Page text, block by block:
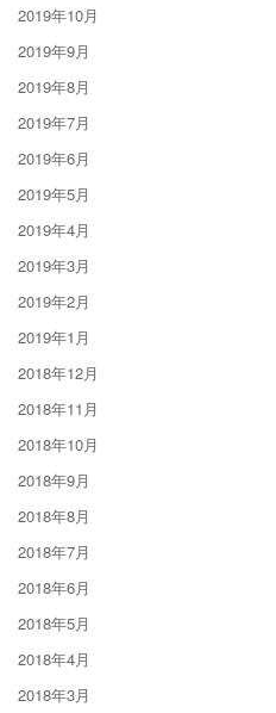
2019年10月
2019年9月
2019年8月
2019年7月
2019年6月
2019年5月
2019年4月
2019年3月
2019年2月
2019年1月
2018年12月
2018年11月
2018年10月
2018年9月
2018年8月
2018年7月
2018年6月
2018年5月
2018年4月
2018年3月